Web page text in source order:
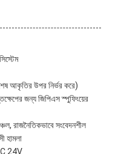
আকৃতির উপর নির্ভর করে)
জন্য জিপিএস স্পুফিংয়ের
রাজনৈতিকভাবে সংবেদনশীল
হামলা
24V